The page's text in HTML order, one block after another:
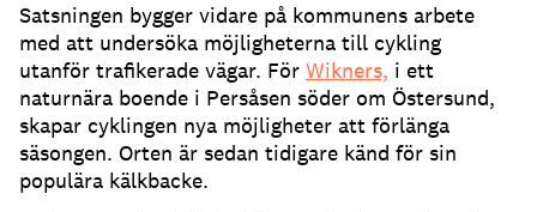
Satsningen bygger vidare på kommunens arbete
med att undersöka möjligheterna till cykling
utanför trafikerade vägar. För Wikners, i ett
naturnära boende i Persåsen söder om Östersund,
skapar cyklingen nya möjligheter att förlänga
säsongen. Orten är sedan tidigare känd för sin
populära kälkbacke.